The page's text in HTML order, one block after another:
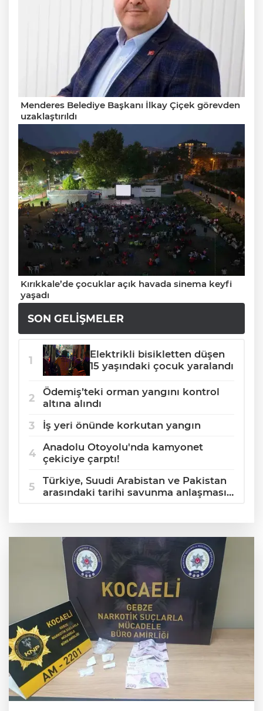
Menderes Belediye Başkanı İlkay Çiçek görevden
uzaklaştırıldı
Kırıkkale’de çocuklar açık havada sinema keyfi
yaşadı
SON GELIŞMELER
Elektrikli bisikletten düşen
15 yaşındaki çocuk yaralandı
Ödemiş’teki orman yangını kontrol
altına alındı
İş yeri önünde korkutan yangın
Anadolu Otoyolu'nda kamyonet
çekiciye çarptı!
Türkiye, Suudi Arabistan ve Pakistan
arasındaki tarihi savunma anlaşması